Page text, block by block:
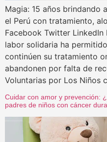
Magia: 15 años brindando
el Perú con tratamiento,
Facebook Twitter LinkedIn
labor solidaria ha
continúen su tratamiento
abandonen por falta de
Voluntarias por Los Niños
Cuidar con amor y prevención:
padres de niños con cáncer